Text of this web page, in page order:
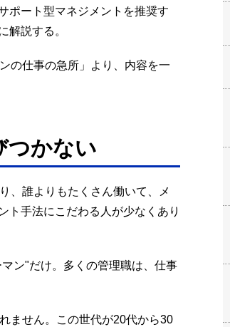
ポート型マネジメントを推奨す
解説する。
の仕事の急所」より、内容を一
つかない
、誰よりもたくさん働いて、メ
ト手法にこだわる人が少なくあり
ン"だけ。多くの管理職は、仕事
ません。この世代が20代から30